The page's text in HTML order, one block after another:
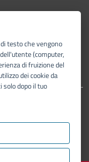
del sito
diritti riservati.
testo che vengono
(computer,
di fruizione del
dei cookie da
dopo il tuo